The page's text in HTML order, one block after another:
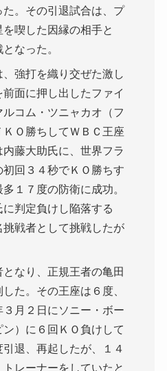
。その引退試合は、プ
喫した因縁の相手と
なった。
強打を織り交ぜた激し
面に押し出したファイ
コム・ツニャカオ（フ
ＫＯ勝ちしてＷＢＣ王座
藤大助氏に、世界フラ
回３４秒でＫＯ勝ちす
１７度の防衛に成功。
判定負けし陥落する
挑戦者として挑戦したが
なり、正規王者の亀田
た。その王座は６度、
月２日にソニー・ボー
）に６回ＫＯ負けして
退、再起したが、１４
レーナーをしていたと